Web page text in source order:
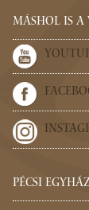
MÁSHOL IS
PÉCSI